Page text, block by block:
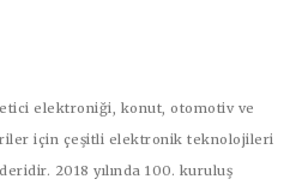
elektroniği, konut, otomotiv ve
için çeşitli elektronik teknolojileri
2018 yılında 100. kuruluş